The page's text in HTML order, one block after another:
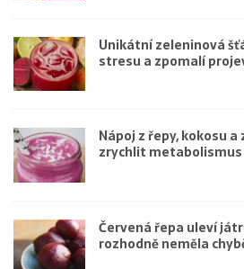
Unikátní zeleninová
stresu a zpomalí
Nápoj z řepy, kokosu
zrychlit
Červená řepa uleví
rozhodně neměla